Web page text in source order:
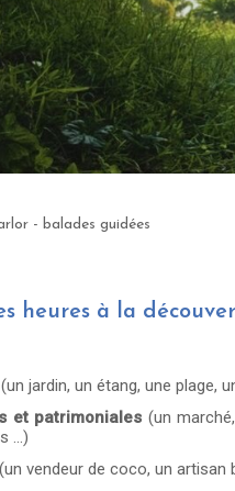
- balades guidées
heures à la
jardin, un étang, une plage,
et patrimoniales (un
...)
vendeur de coco, un artisan